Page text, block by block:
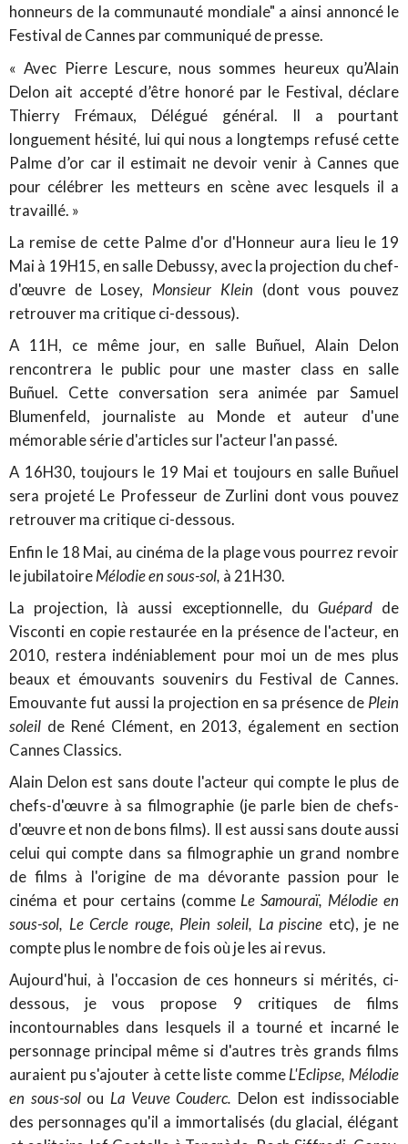
honneurs de la communauté mondiale" a ainsi annoncé le
Festival de Cannes par communiqué de presse.
« Avec Pierre Lescure, nous sommes heureux qu’Alain
Delon ait accepté d’être honoré par le Festival, déclare
Thierry Frémaux, Délégué général. Il a pourtant
longuement hésité, lui qui nous a longtemps refusé cette
Palme d’or car il estimait ne devoir venir à Cannes que
pour célébrer les metteurs en scène avec lesquels il a
travaillé. »
La remise de cette Palme d'or d'Honneur aura lieu le 19
Mai à 19H15, en salle Debussy, avec la projection du chef-
d'œuvre de Losey, Monsieur Klein (dont vous pouvez
retrouver ma critique ci-dessous).
A 11H, ce même jour, en salle Buñuel, Alain Delon
rencontrera le public pour une master class en salle
Buñuel. Cette conversation sera animée par Samuel
Blumenfeld, journaliste au Monde et auteur d'une
mémorable série d'articles sur l'acteur l'an passé.
A 16H30, toujours le 19 Mai et toujours en salle Buñuel
sera projeté Le Professeur de Zurlini dont vous pouvez
retrouver ma critique ci-dessous.
Enfin le 18 Mai, au cinéma de la plage vous pourrez revoir
le jubilatoireMélodie en sous-sol, à 21H30.
La projection, là aussi exceptionnelle, du Guépardde
Visconti en copie restaurée en la présence de l'acteur, en
2010, restera indéniablement pour moi un de mes plus
beaux et émouvants souvenirs du Festival de Cannes.
Emouvante fut aussi la projection en sa présence de Plein
soleil de René Clément, en 2013, également en section
Cannes Classics.
Alain Delon est sans doute l'acteur qui compte le plus de
chefs-d'œuvre à sa filmographie (je parle bien de chefs-
d'œuvre et non de bons films). Il est aussi sans doute aussi
celui qui compte dans sa filmographie un grand nombre
de films à l'origine de ma dévorante passion pour le
cinéma et pour certains (comme Le Samouraï, Mélodie en
sous-sol, Le Cercle rouge, Plein soleil, La piscine etc), je ne
compte plus le nombre de fois où je les ai revus.
Aujourd'hui, à l'occasion de ces honneurs si mérités, ci-
dessous, je vous propose 9 critiques de films
incontournables dans lesquels il a tourné et incarné le
personnage principal même si d'autres très grands films
auraient pu s'ajouter à cette liste commeL'Eclipse, Mélodie
en sous-solou La Veuve Couderc. Delon est indissociable
des personnages qu'il a immortalisés (du glacial, élégant